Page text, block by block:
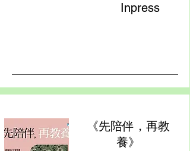
Inpress
《先陪伴，再教
養》